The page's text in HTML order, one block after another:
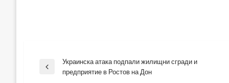
Навигация
Previous
Украинска атака подпали жилищни сгради и
предприятие в Ростов на Дон